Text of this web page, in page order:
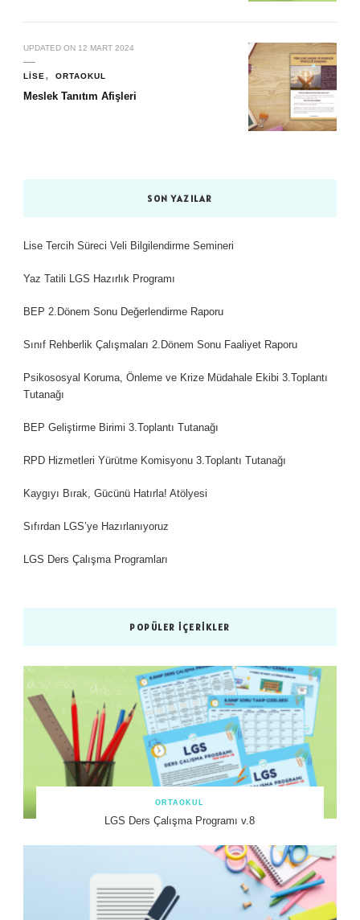
UPDATED ON 12 MART 2024
LISE ORTAOKUL
Meslek Tanıtım Afişleri
SON YAZILAR
Lise Tercih Süreci Veli Bilgilendirme Semineri
Yaz Tatili LGS Hazırlık Programı
BEP 2.Dönem Sonu Değerlendirme Raporu
Sınıf Rehberlik Çalışmaları 2.Dönem Sonu Faaliyet Raporu
Psikososyal Koruma, Önleme ve Krize Müdahale Ekibi 3.Toplantı
Tutanağı
BEP Geliştirme Birimi 3.Toplantı Tutanağı
RPD Hizmetleri Yürütme Komisyonu 3.Toplantı Tutanağı
Kaygıyı Bırak, Gücünü Hatırla! Atölyesi
Sıfırdan LGS’ye Hazırlanıyoruz
LGS Ders Çalışma Programları
POPÜLER İÇERIKLER
ORTAOKUL
LGS Ders Çalışma Programı v.8